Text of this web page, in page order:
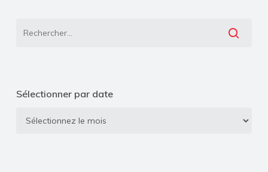
Sélectionner par date
Sélectionner